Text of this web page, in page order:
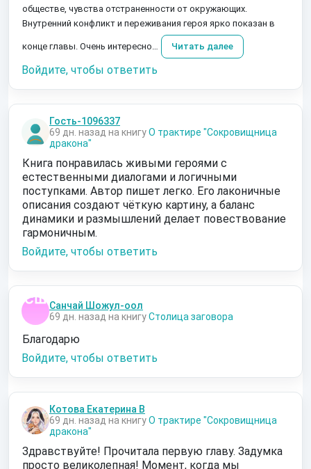
обществе, чувства отстраненности от окружающих.
Внутренний конфликт и переживания героя ярко показан в
конце главы. Очень интересно… Читать далее
Войдите, чтобы ответить
Гость-1096337
69 дн. назад на книгуО трактире "Сокровищница
дракона"
Книга понравилась живыми героями с
естественными диалогами и логичными
поступками. Автор пишет легко. Его лаконичные
описания создают чёткую картину, а баланс
динамики и размышлений делает повествование
гармоничным.
Войдите, чтобы ответить
Санчай Шожул-оол
69 дн. назад на книгуСтолица заговора
Благодарю
Войдите, чтобы ответить
Котова Екатерина В
69 дн. назад на книгуО трактире "Сокровищница
дракона"
Здравствуйте! Прочитала первую главу. Задумка
просто великолепная! Момент, когда мы